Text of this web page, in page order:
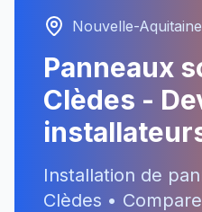
Nouvelle-Aquitaine
Panneaux
Clèdes -
Installation de
Clèdes •